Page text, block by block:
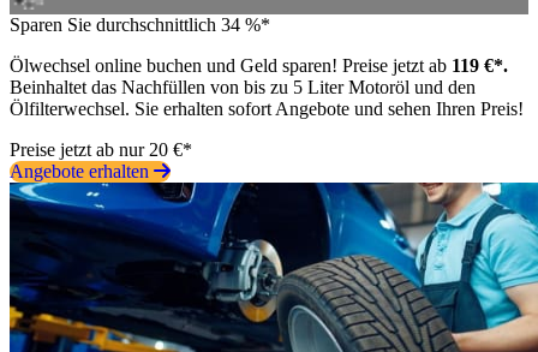
Sparen Sie durchschnittlich 34 %*
Ölwechsel online buchen und Geld sparen! Preise jetzt ab 119 €*.
Beinhaltet das Nachfüllen von bis zu 5 Liter Motoröl und den
Ölfilterwechsel. Sie erhalten sofort Angebote und sehen Ihren Preis!
Preise jetzt ab nur 20 €*
Angebote erhalten